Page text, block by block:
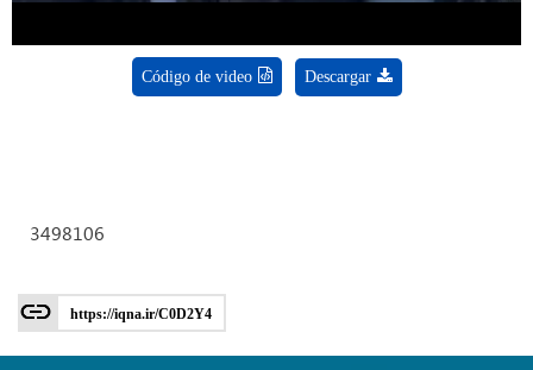
Código de video Descargar
3498106
https://iqna.ir/C0D2Y4